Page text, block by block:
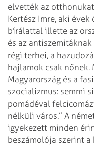
elvették az
Kertész Imre, aki
bírálattal illette az
és az
régi terhei, a
hajlamok csak nőnek.
Magyarország és a
szocializmus: semmi
pomádéval
nélküli város.” A
igyekezett minden
beszámolója szerint